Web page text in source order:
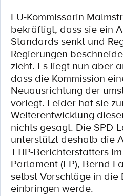
EU-Kommissarin
bekräftigt, dass sie ein
Standards senkt und
Regierungen
zieht. Es liegt nun aber
dass die Kommission
Neuausrichtung der
vorlegt. Leider hat sie
Weiterentwicklung
nichts gesagt. Die SPD-
unterstützt deshalb die
TTIP-Berichterstatters
Parlament (EP), Bernd
selbst Vorschläge in die
einbringen werde.